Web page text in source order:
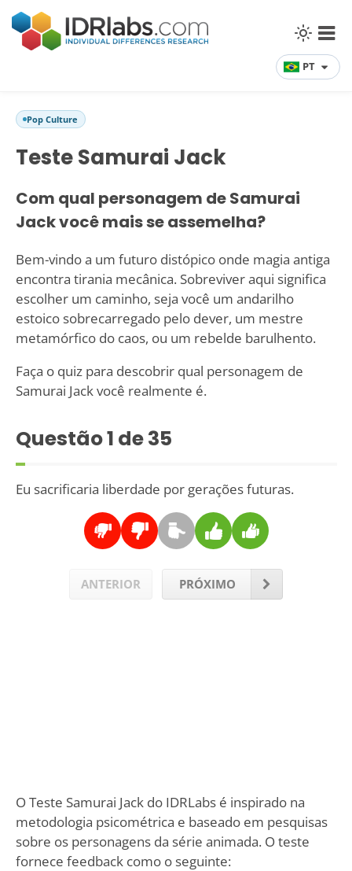
PT
Pop Culture
Teste Samurai Jack
Com qual personagem de Samurai
Jack você mais se assemelha?
Bem-vindo a um futuro distópico onde magia antiga
encontra tirania mecânica. Sobreviver aqui significa
escolher um caminho, seja você um andarilho
estoico sobrecarregado pelo dever, um mestre
metamórfico do caos, ou um rebelde barulhento.
Faça o quiz para descobrir qual personagem de
Samurai Jack você realmente é.
Questão1 de 35
Eu sacrificaria liberdade por gerações futuras.
ANTERIOR PRÓXIMO
O Teste Samurai Jack do IDRLabs é inspirado na
metodologia psicométrica e baseado em pesquisas
sobre os personagens da série animada. O teste
fornece feedback como o seguinte: